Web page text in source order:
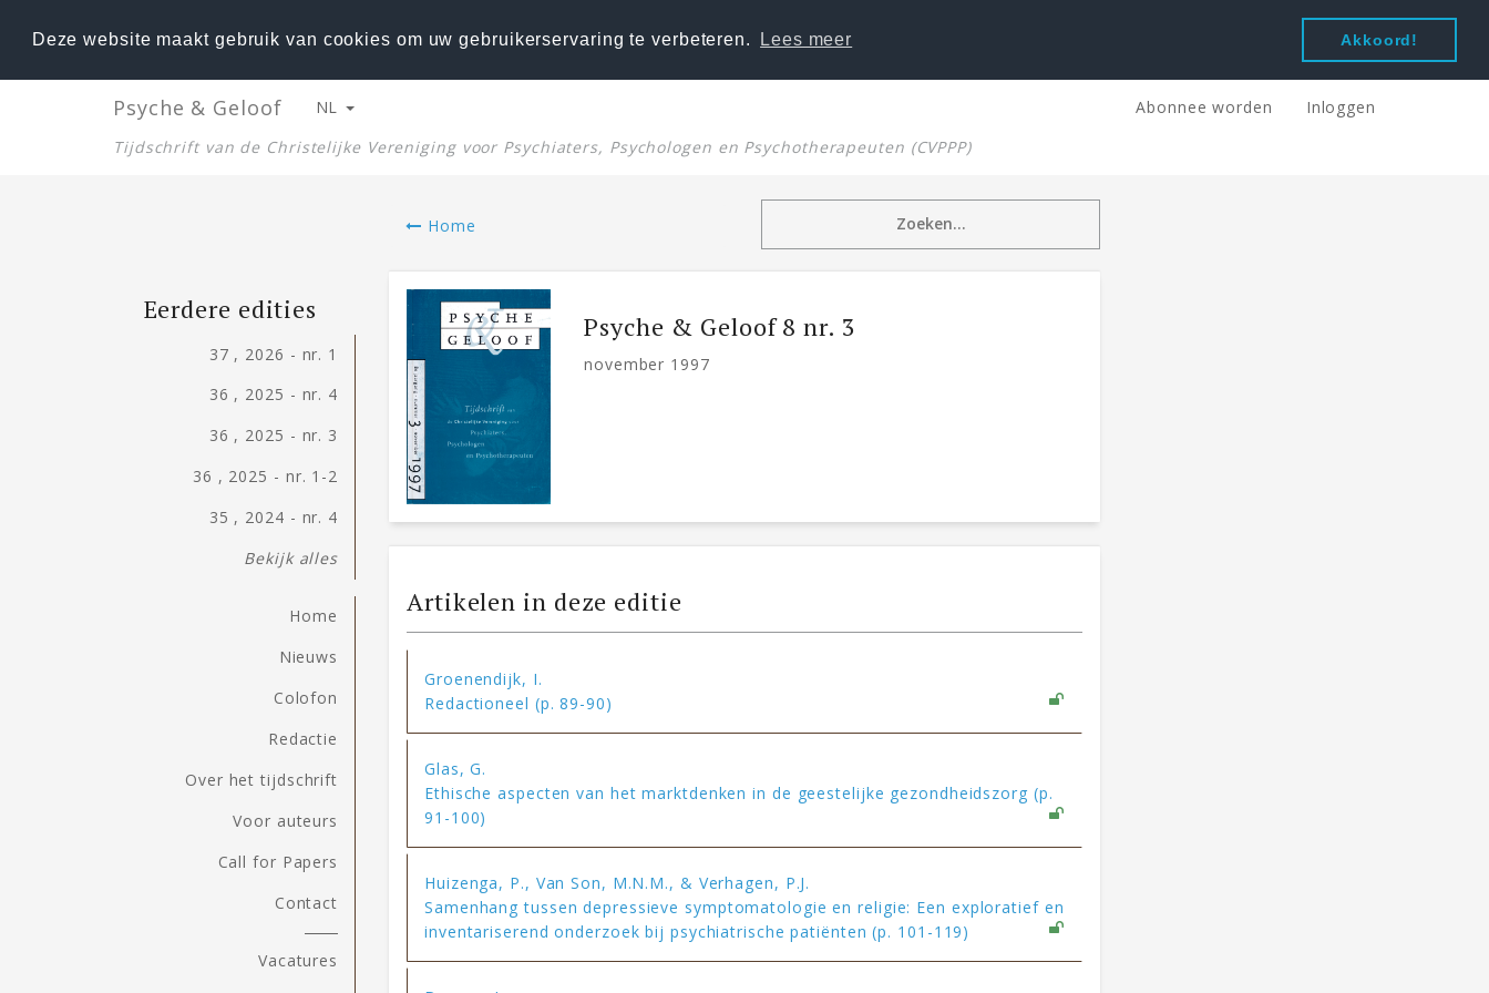
Deze website maakt gebruik van cookies om uw gebruikerservaring te verbeteren. Lees meer Akkoord!
Psyche & Geloof NL Abonnee worden
Inloggen
Tijdschrift van de Christelijke Vereniging voor Psychiaters, Psychologen en Psychotherapeuten (CVPPP)
Home
Eerdere edities
37 , 2026 - nr. 1
36 , 2025 - nr. 4
36 , 2025 - nr. 3
36 , 2025 - nr. 1-2
35 , 2024 - nr. 4
Bekijk alles
Home
Nieuws
Colofon
Redactie
Over het tijdschrift
Voor auteurs
Call for Papers
Contact
Vacatures
Psyche & Geloof 8 nr. 3
november 1997
Artikelen in deze editie
Groenendijk, I.
Redactioneel (p. 89-90)
Glas, G.
Ethische aspecten van het marktdenken in de geestelijke gezondheidszorg (p.
91-100)
Huizenga, P., Van Son, M.N.M., & Verhagen, P.J.
Samenhang tussen depressieve symptomatologie en religie: Een exploratief en
inventariserend onderzoek bij psychiatrische patiënten (p. 101-119)